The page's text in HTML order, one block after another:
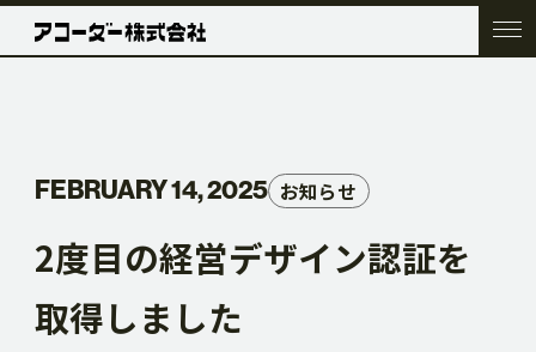
COMPANY
SERVICE
FEBRUARY 14, 2025 お知らせ
2度目の経営デザイン認証を
取得しました